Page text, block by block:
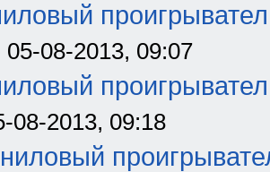
05-08-2013, 09:07
08-2013, 09:18